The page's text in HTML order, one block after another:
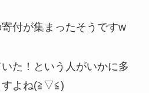
付が集まったそうですw
た！という人がいかに多
すよね(≧▽≦)